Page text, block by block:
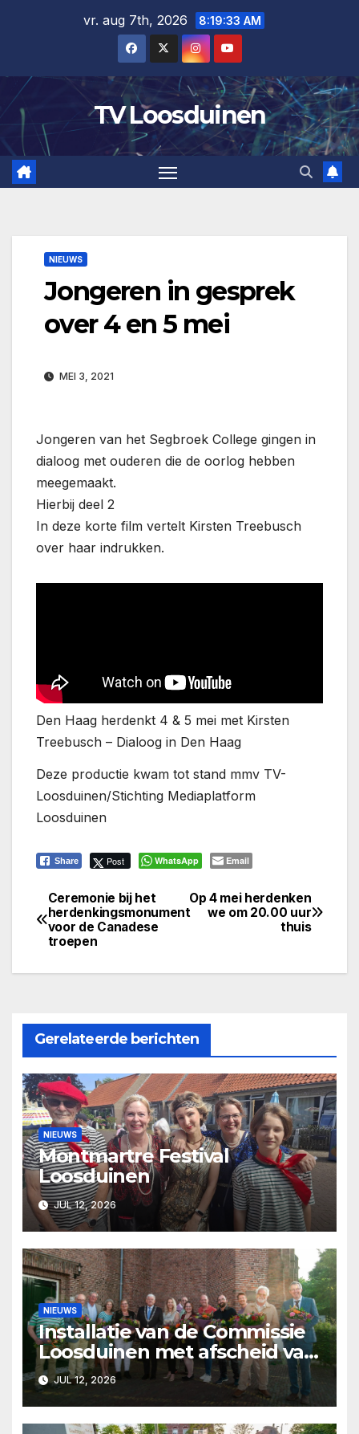
inhoud
vr. aug 7th, 2026 8:19:33 AM
TV Loosduinen
NIEUWS
Jongeren in gesprek
over 4 en 5 mei
MEI 3, 2021
Jongeren van het Segbroek College gingen in
dialoog met ouderen die de oorlog hebben
meegemaakt.
Hierbij deel 2
In deze korte film vertelt Kirsten Treebusch
over haar indrukken.
Den Haag herdenkt 4 & 5 mei met Kirsten
Treebusch – Dialoog in Den Haag
Deze productie kwam tot stand mmv TV-
Loosduinen/Stichting Mediaplatform
Loosduinen
Share Post WhatsApp Email
Bericht
navigatie
Op 4 mei herdenken
we om 20.00 uur
thuis
Ceremonie bij het
herdenkingsmonument
voor de Canadese
troepen
Gerelateerde berichten
NIEUWS
Montmartre Festival
Loosduinen
JUL 12, 2026
NIEUWS
Installatie van de Commissie
Loosduinen met afscheid van
Pjer Wijsman
JUL 12, 2026